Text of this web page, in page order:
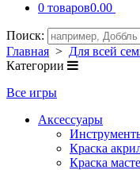
0 товаров0.00
Поиск:
Главная > Для всей
Категории
Все игры
Аксессуары
Краска
Краска